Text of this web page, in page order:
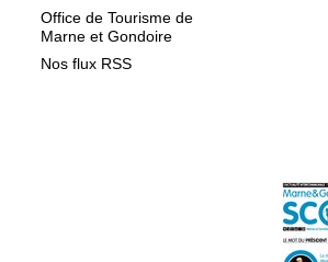
Office de Tourisme de
Marne et Gondoire
Nos flux RSS